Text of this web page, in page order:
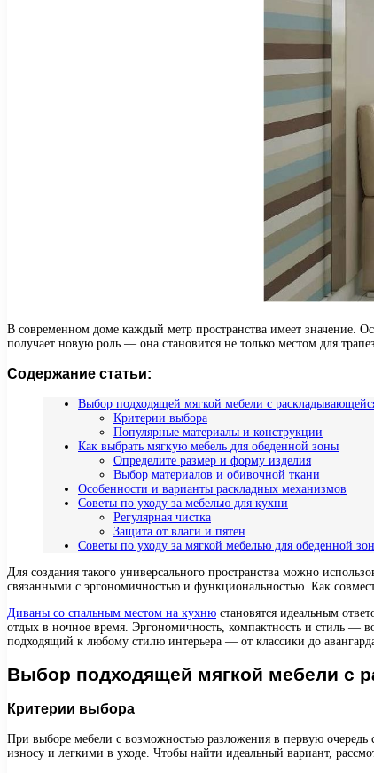
В современном доме каждый метр пространства имеет значение.
получает новую роль — она становится не только местом для
Содержание статьи:
Выбор подходящей мягкой мебели с
Критерии выбора
Популярные материалы и конструкции
Как выбрать мягкую мебель для обеденной зоны
Определите размер и форму изделия
Выбор материалов и обивочной ткани
Особенности и варианты раскладных механизмов
Советы по уходу за мебелью для кухни
Регулярная чистка
Защита от влаги и пятен
Советы по уходу за мягкой мебелью для обеденной
Для создания такого универсального пространства можно
связанными с эргономичностью и функциональностью. Как
Диваны со спальным местом на кухню становятся идеальным
отдых в ночное время. Эргономичность, компактность и стиль —
подходящий к любому стилю интерьера — от классики до
Выбор подходящей мягкой мебели с
Критерии выбора
При выборе мебели с возможностью разложения в первую
износу и легкими в уходе. Чтобы найти идеальный вариант,